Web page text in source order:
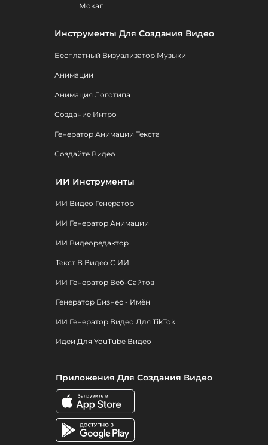
Мокап
Инструменты Для Создания Видео
Бесплатный Визуализатор Музыки
Анимации
Анимация Логотипа
Создание Интро
Генератор Анимации Текста
Создайте Видео
ИИ Инструменты
ИИ Видео Генератор
ИИ Генератор Анимации
ИИ Видеоредактор
Текст В Видео С ИИ
ИИ Генератор Веб-Сайтов
Генератор Бизнес - Имён
ИИ Генератор Видео Для TikTok
Идеи Для YouTube Видео
Приложения Для Создания Видео